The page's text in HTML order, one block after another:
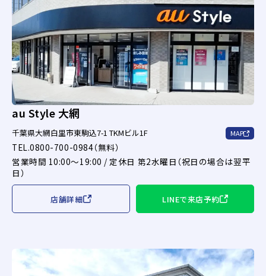
au Style 大網
千葉県大網白里市東駒込7-1 TKMビル1F MAP
TEL.0800-700-0984（無料）
営業時間 10:00～19:00 / 定休日 第2水曜日（祝日の場合は翌平
日）
店舗詳細 LINEで来店予約